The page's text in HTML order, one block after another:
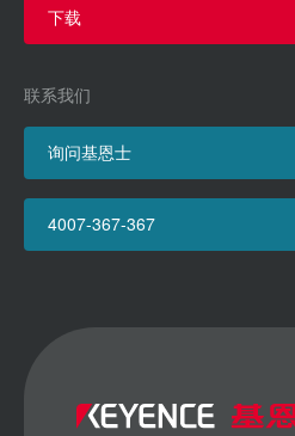
下载
联系我们
询问基恩士
4007-367-367